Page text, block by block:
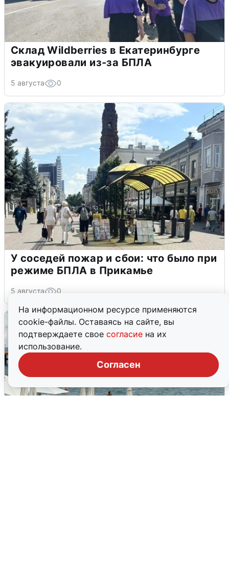
На информационном ресурсе применяются
cookie-файлы. Оставаясь на сайте, вы
подтверждаете свое согласие на их
использование.
Согласен
Склад Wildberries в Екатеринбурге
эвакуировали из-за БПЛА
5 августа 0
У соседей пожар и сбои: что было при
режиме БПЛА в Прикамье
5 августа 0